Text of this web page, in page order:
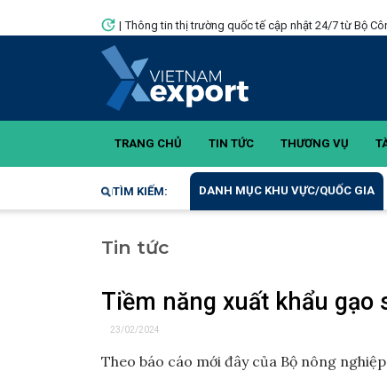
| Thông tin thị trường quốc tế cập nhật 24/7 từ Bộ
TRANG CHỦ TIN TỨC THƯƠNG VỤ
TÌM KIẾM: DANH MỤC KHU VỰC/QUỐC GIA
Tin tức
Tiềm năng xuất khẩu
23/02/2024
Theo báo cáo mới đây của Bộ nông